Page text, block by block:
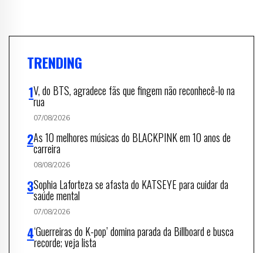
TRENDING
V, do BTS, agradece fãs que fingem não reconhecê-lo na
rua
07/08/2026
As 10 melhores músicas do BLACKPINK em 10 anos de
carreira
08/08/2026
Sophia Laforteza se afasta do KATSEYE para cuidar da
saúde mental
07/08/2026
‘Guerreiras do K-pop’ domina parada da Billboard e busca
recorde; veja lista